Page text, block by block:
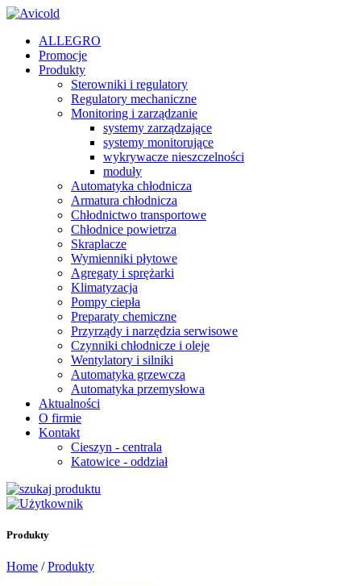
ALLEGRO
Promocje
Produkty
Sterowniki i regulatory
Regulatory mechaniczne
Monitoring i zarządzanie
systemy zarządzające
systemy monitorujące
wykrywacze nieszczelności
moduły
Automatyka chłodnicza
Armatura chłodnicza
Chłodnictwo transportowe
Chłodnice powietrza
Skraplacze
Wymienniki płytowe
Agregaty i sprężarki
Klimatyzacja
Pompy ciepła
Preparaty chemiczne
Przyrządy i narzędzia serwisowe
Czynniki chłodnicze i oleje
Wentylatory i silniki
Automatyka grzewcza
Automatyka przemysłowa
Aktualności
O firmie
Kontakt
Cieszyn - centrala
Katowice - oddział
Produkty
Home /Produkty